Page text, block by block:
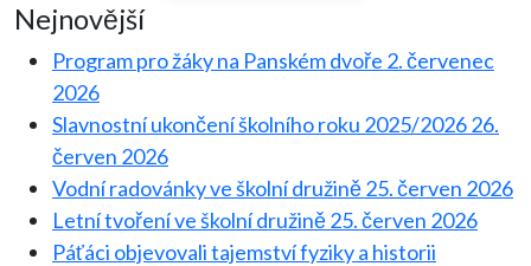
Nejnovější
Program pro žáky na Panském dvoře 2. červenec
2026
Slavnostní ukončení školního roku 2025/202626.
červen 2026
Vodní radovánky ve školní družině25. červen 2026
Letní tvoření ve školní družině25. červen 2026
Páťáci objevovali tajemství fyziky a historii